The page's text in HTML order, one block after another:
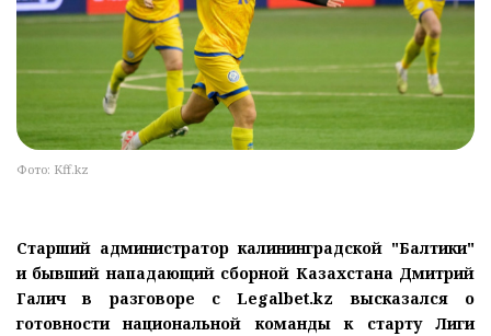
Фото: Kff.kz
Старший администратор калининградской "Балтики"
и бывший нападающий сборной Казахстана Дмитрий
Галич в разговоре с Legalbet.kz высказался о
готовности национальной команды к старту Лиги